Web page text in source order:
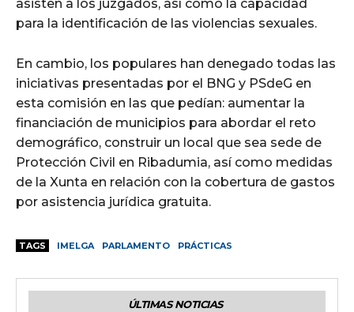
asisten a los juzgados, así como la capacidad
para la identificación de las violencias sexuales.
En cambio, los populares han denegado todas las
iniciativas presentadas por el BNG y PSdeG en
esta comisión en las que pedían: aumentar la
financiación de municipios para abordar el reto
demográfico, construir un local que sea sede de
Protección Civil en Ribadumia, así como medidas
de la Xunta en relación con la cobertura de gastos
por asistencia jurídica gratuita.
TAGS IMELGA PARLAMENTO PRÁCTICAS
ÚLTIMAS NOTICIAS